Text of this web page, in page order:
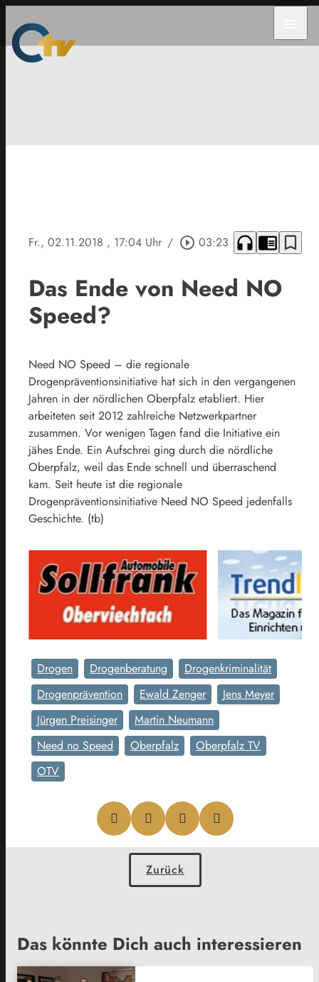
Fr., 02.11.2018 , 17:04 Uhr / play_circle_outline 03:23 headphones chrome_reader_mode bookmark_border
Das Ende von Need NO
Speed?
Need NO Speed – die regionale
Drogenpräventionsinitiative hat sich in den vergangenen
Jahren in der nördlichen Oberpfalz etabliert. Hier
arbeiteten seit 2012 zahlreiche Netzwerkpartner
zusammen. Vor wenigen Tagen fand die Initiative ein
jähes Ende. Ein Aufschrei ging durch die nördliche
Oberpfalz, weil das Ende schnell und überraschend
kam. Seit heute ist die regionale
Drogenpräventionsinitiative Need NO Speed jedenfalls
Geschichte. (tb)
Drogen Drogenberatung
Drogenkriminalität
Drogenprävention
Ewald Zenger
Jens Meyer
Jürgen Preisinger
Martin Neumann
Need no Speed
Oberpfalz
Oberpfalz TV
OTV
Zurück
Das könnte Dich auch interessieren